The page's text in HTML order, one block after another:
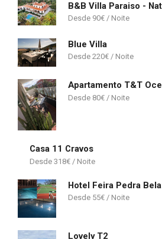
90€
Blue Villa
220€
80€
Casa 11 Cravos
318€
Hotel Feira Pedra Bela
55€
Lovely T2